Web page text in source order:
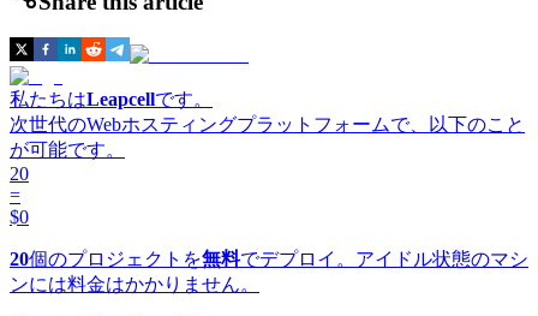
私たちはLeapcellです。
次世代のWebホスティングプラットフォームで、以下のこと
が可能です。
20
=
$0
20個のプロジェクトを無料でデプロイ。アイドル状態のマシ
ンには料金はかかりません。